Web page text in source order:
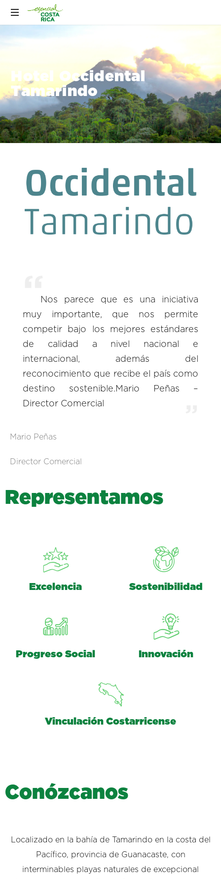
Hotel Occidental
Tamarindo
Nos parece que es una iniciativa
muy importante, que nos permite
competir bajo los mejores estándares
de calidad a nivel nacional e
internacional, además del
reconocimiento que recibe el país como
destino sostenible.Mario Peñas –
Director Comercial
Mario Peñas
Director Comercial
Representamos
Excelencia Sostenibilidad
Progreso Social Innovación
Vinculación Costarricense
Conózcanos
Localizado en la bahía de Tamarindo en la costa del
Pacífico, provincia de Guanacaste, con
interminables playas naturales de excepcional